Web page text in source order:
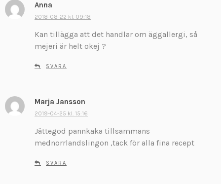
Anna
k
i
v
r
2018-08-22 kl. 09:18
Kan tillägga att det handlar om äggallergi, så
mejeri är helt okej ?
SVARA
Marja Jansson
k
i
v
2019-04-25 kl. 15:16
Jättegod pannkaka tillsammans
mednorrlandslingon ,tack för alla fina recept
SVARA